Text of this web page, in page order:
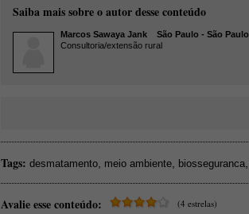
Saiba mais sobre o autor desse conteúdo
Marcos Sawaya Jank São Paulo - São Paulo
Consultoria/extensão rural
Tags: desmatamento meio ambiente biosseguranca
Avalie esse conteúdo: (4 estrelas)